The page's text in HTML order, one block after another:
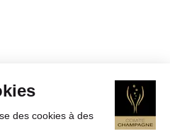
des cookies à des